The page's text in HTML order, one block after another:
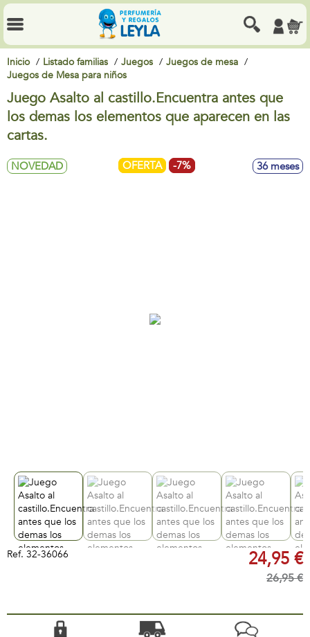
Inicio Listado familias Juegos
Juegos de mesa
Juegos de Mesa para niños
Juego Asalto al castillo.Encuentra antes que
los demas los elementos que aparecen en las
cartas.
NOVEDAD OFERTA -7% 36 meses
Ref. 32-36066 24,95 €
26,95 €